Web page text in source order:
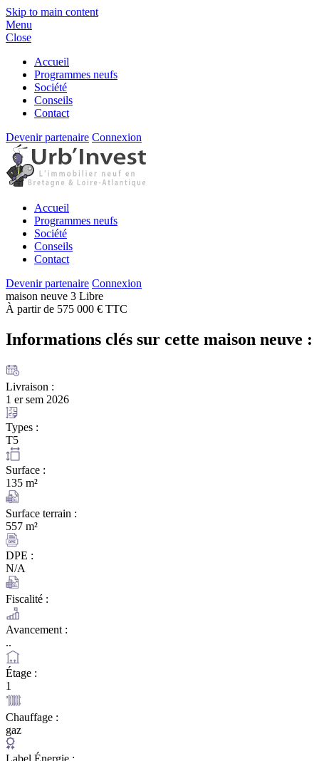
Skip to main content
Menu
Close
Accueil
Programmes neufs
Société
Conseils
Contact
Devenir partenaire Connexion
Accueil
Programmes neufs
Société
Conseils
Contact
Devenir partenaire Connexion
maison neuve 3 Libre
À partir de 575 000 € TTC
Informations clés sur cette maison neuve :
Livraison :
1 er sem 2026
Types :
T5
Surface :
135 m²
Surface terrain :
557 m²
DPE :
N/A
Fiscalité :
Avancement :
..
Étage :
1
Chauffage :
gaz
Label Énergie :